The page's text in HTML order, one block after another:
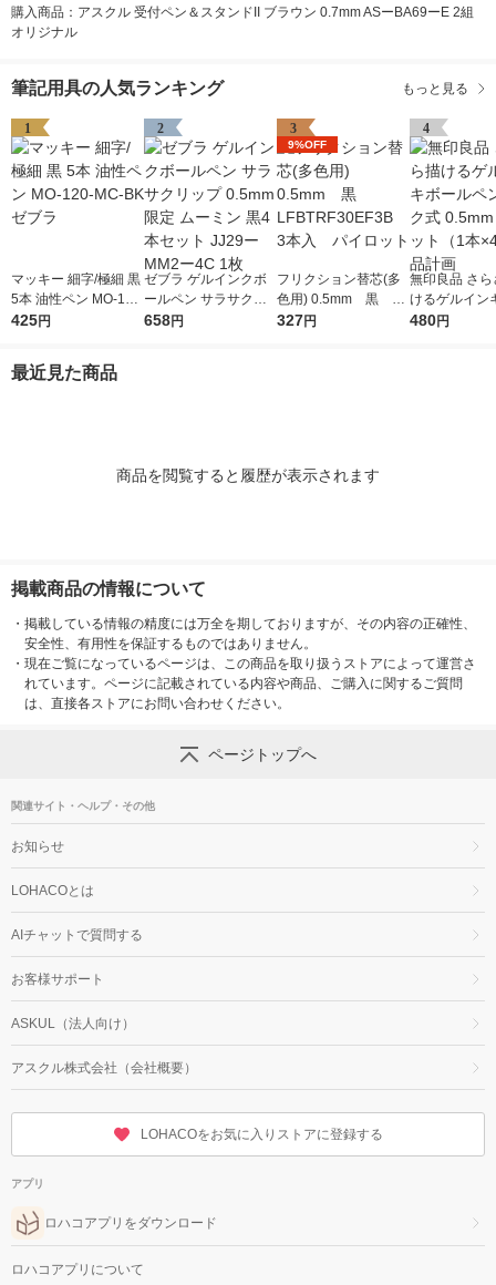
購入商品：アスクル 受付ペン＆スタンドII ブラウン 0.7mm ASーBA69ーE 2組
オリジナル
筆記用具の人気ランキング もっと見る
1
マッキー 細字/極細 黒
5本 油性ペン MO-120
-MC-BK ゼブラ
425円
2
ゼブラ ゲルインクボ
ールペン サラサクリ
ップ 0.5mm 限定 ムー
658円
3
9%OFF
フリクション替芯(多
色用) 0.5mm 黒 LF
BTRF30EF3B 3本
327円
4
無印良品 さら
けるゲルイン
ペン ノック式
480円
最近見た商品
商品を閲覧すると履歴が表示されます
掲載商品の情報について
・ 掲載している情報の精度には万全を期しておりますが、その内容の正確性、
安全性、有用性を保証するものではありません。
・ 現在ご覧になっているページは、この商品を取り扱うストアによって運営さ
れています。ページに記載されている内容や商品、ご購入に関するご質問
は、直接各ストアにお問い合わせください。
ページトップへ
関連サイト・ヘルプ・その他
お知らせ
LOHACOとは
AIチャットで質問する
お客様サポート
ASKUL（法人向け）
アスクル株式会社（会社概要）
LOHACOをお気に入りストアに登録する
アプリ
ロハコアプリをダウンロード
ロハコアプリについて